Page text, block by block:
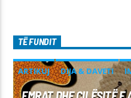
TË FUNDIT
ARTIKUJ DIJA & DAVETI